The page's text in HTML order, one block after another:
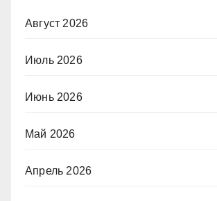
Август 2026
Июль 2026
Июнь 2026
Май 2026
Апрель 2026